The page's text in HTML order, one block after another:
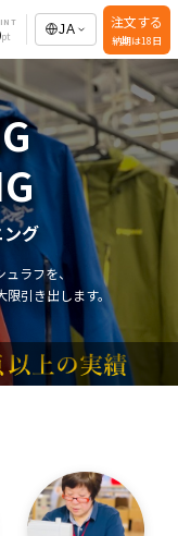
JA 注文する
納期は18日
グ
ラフを、
限引き出します。